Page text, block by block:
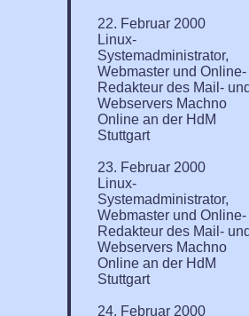
22. Februar 2000
Linux-
Systemadministrator,
Webmaster und Online-
Redakteur des Mail-
Webservers Machno
Online an der HdM
Stuttgart
23. Februar 2000
Linux-
Systemadministrator,
Webmaster und Online-
Redakteur des Mail-
Webservers Machno
Online an der HdM
Stuttgart
24. Februar 2000